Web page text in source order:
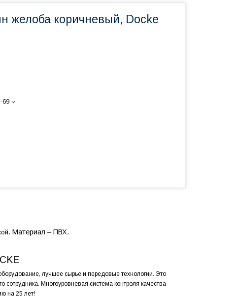
желоба коричневый, Docke
69
. Материал – ПВХ.
лучшее сырье и передовые технологии. Это
сотрудника. Многоуровневая система контроля качества
на 25 лет!